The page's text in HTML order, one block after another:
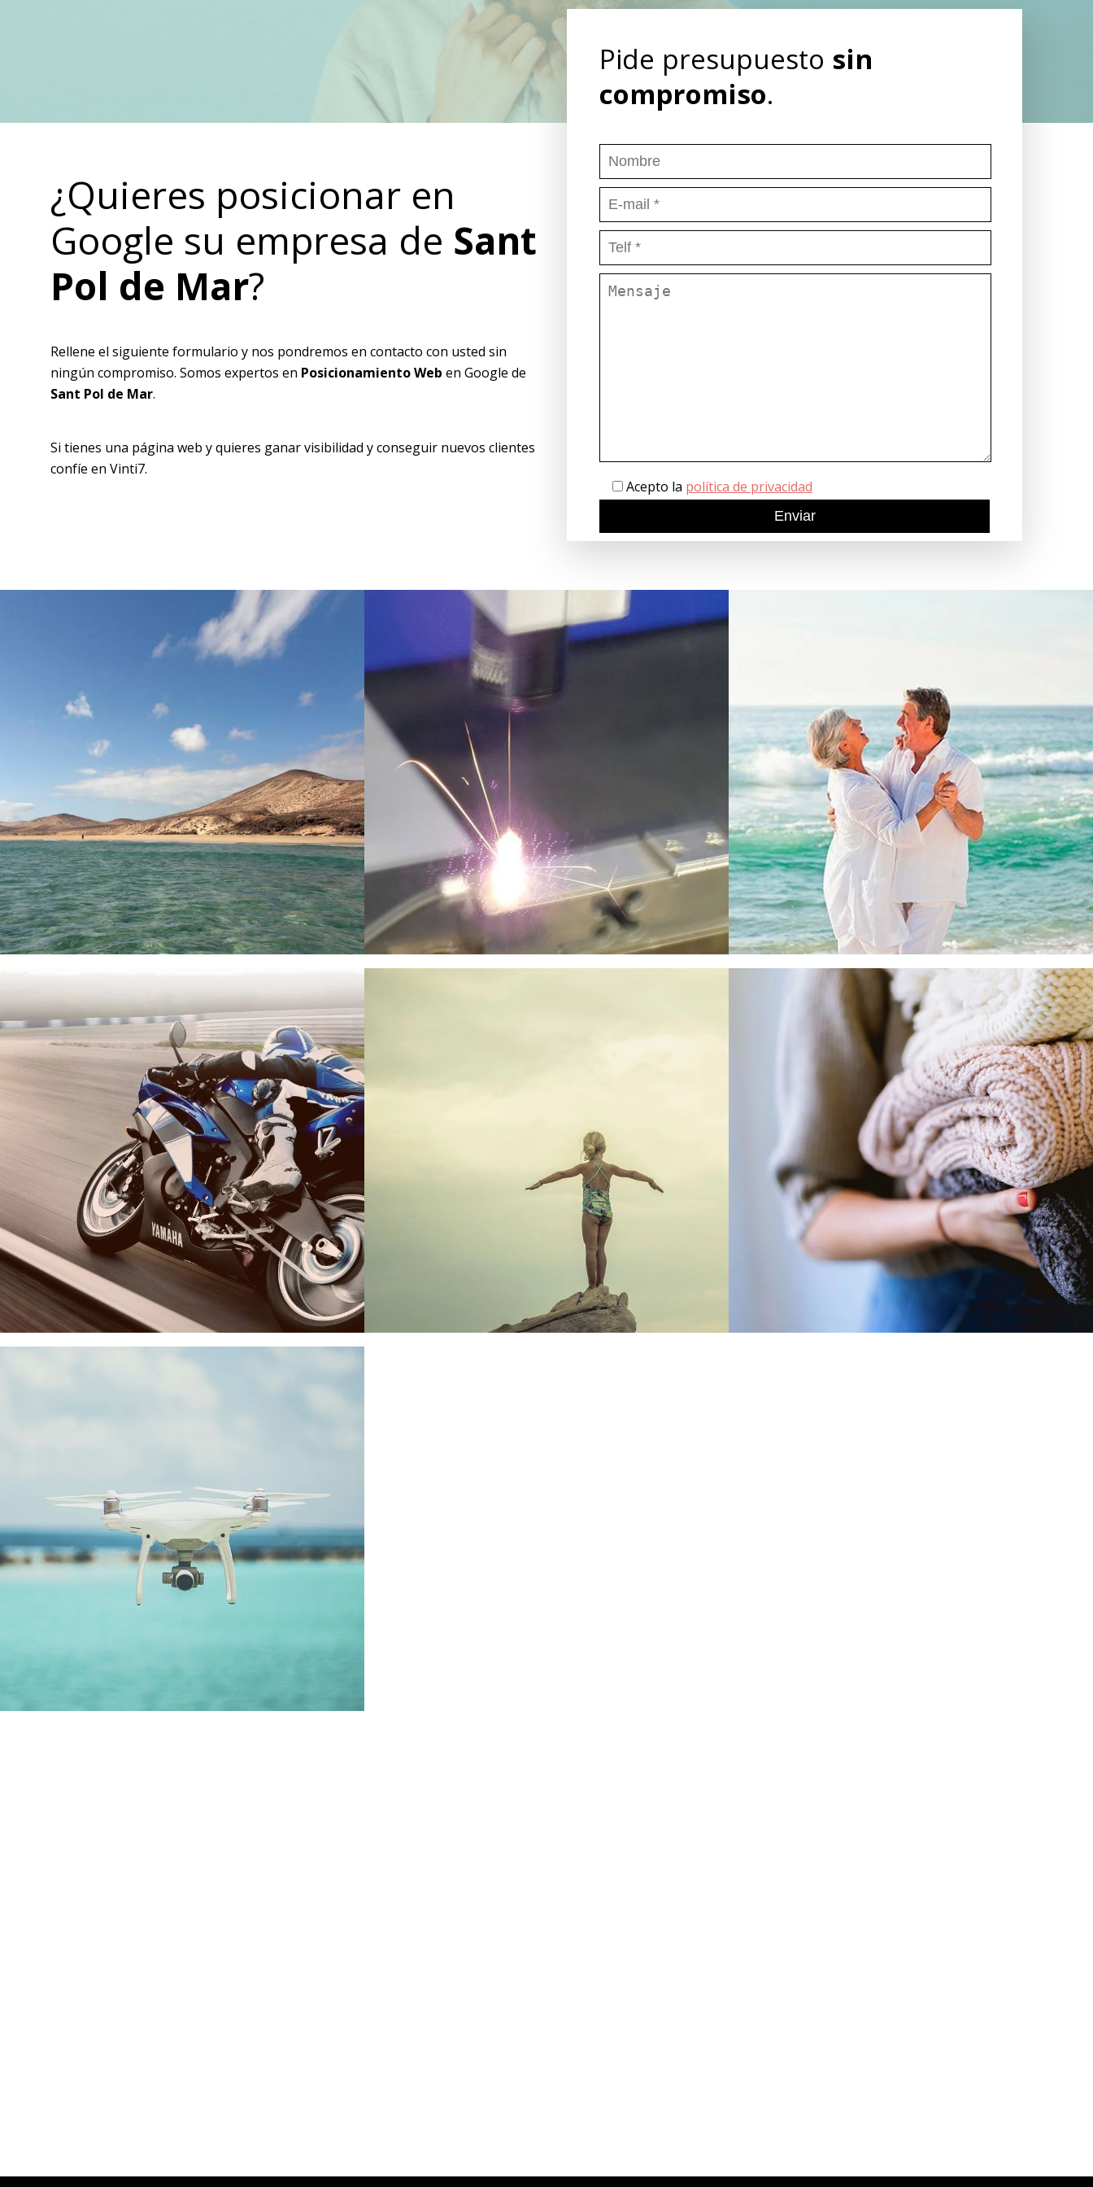
¿Quieres posicionar en
Google su empresa de Sant
Pol de Mar?
Rellene el siguiente formulario y nos pondremos en contacto con usted sin
ningún compromiso. Somos expertos en Posicionamiento Web en Google de
Sant Pol de Mar.
Si tienes una página web y quieres ganar visibilidad y conseguir nuevos clientes
confíe en Vinti7.
Pide presupuesto sin
compromiso.
Acepto la política de privacidad
Carmen Villazán
Posicionamiento SEO
Ascell Sensor
Posicionamiento SEO
Fuerteventura
Parkinson
Posicionamiento SEO
Protescap
Posicionamiento SEO Posicionamiento SEO
SOSNET
Posicionamiento SEO
DRONE GURU
Posicionamiento SEO